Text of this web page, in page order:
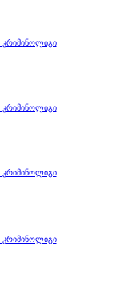
კრიმინოლიგი
კრიმინოლიგი
კრიმინოლიგი
კრიმინოლიგი